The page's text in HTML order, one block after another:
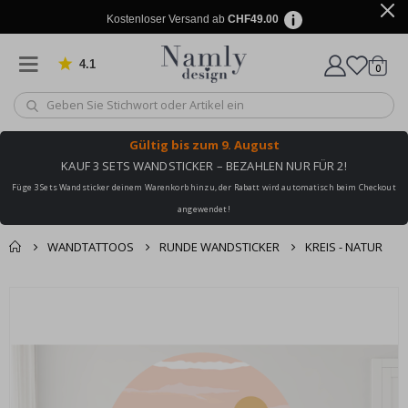
Kostenloser Versand ab CHF49.00
4.1 von 1019 Bewertungen
Wagen
0
Gültig bis zum 9. August
KAUF 3 SETS WANDSTICKER – BEZAHLEN NUR FÜR 2!
Füge 3 Sets Wandsticker deinem Warenkorb hinzu, der Rabatt wird automatisch beim Checkout
angewendet!
WANDTATTOOS RUNDE WANDSTICKER KREIS - NATUR